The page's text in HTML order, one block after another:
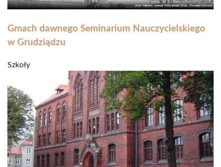
Gmach dawnego Seminarium Nauczycielskiego
w Grudziądzu
Szkoły